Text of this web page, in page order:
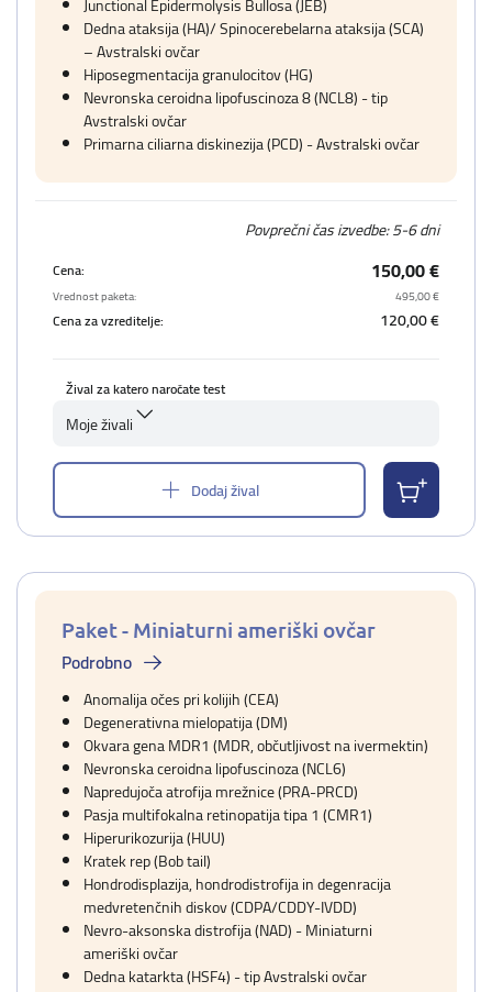
Dedna ataksija (HA)/ Spinocerebelarna ataksija (SCA)
– Avstralski ovčar
Hiposegmentacija granulocitov (HG)
Nevronska ceroidna lipofuscinoza 8 (NCL8) - tip
Avstralski ovčar
Primarna ciliarna diskinezija (PCD) - Avstralski ovčar
Povprečni čas izvedbe: 5-6 dni
Cena: 150,00 €
Vrednost paketa: 495,00 €
Cena za vzreditelje: 120,00 €
Žival za katero naročate test
Moje živali
Dodaj žival
Paket - Miniaturni ameriški ovčar
Podrobno
Anomalija očes pri kolijih (CEA)
Degenerativna mielopatija (DM)
Okvara gena MDR1 (MDR, občutljivost na ivermektin)
Nevronska ceroidna lipofuscinoza (NCL6)
Napredujoča atrofija mrežnice (PRA-PRCD)
Pasja multifokalna retinopatija tipa 1 (CMR1)
Hiperurikozurija (HUU)
Kratek rep (Bob tail)
Hondrodisplazija, hondrodistrofija in degenracija
medvretenčnih diskov (CDPA/CDDY-IVDD)
Nevro-aksonska distrofija (NAD) - Miniaturni
ameriški ovčar
Dedna katarkta (HSF4) - tip Avstralski ovčar